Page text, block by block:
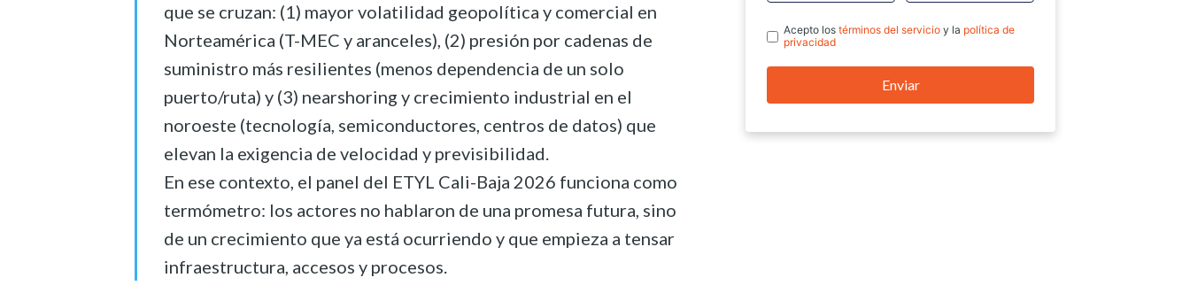
que se cruzan: (1) mayor volatilidad geopolítica y comercial en
Norteamérica (T-MEC y aranceles), (2) presión por cadenas de
suministro más resilientes (menos dependencia de un solo
puerto/ruta) y (3) nearshoring y crecimiento industrial en el
noroeste (tecnología, semiconductores, centros de datos) que
elevan la exigencia de velocidad y previsibilidad.
En ese contexto, el panel del ETYL Cali-Baja 2026 funciona como
termómetro: los actores no hablaron de una promesa futura, sino
de un crecimiento que ya está ocurriendo y que empieza a tensar
infraestructura, accesos y procesos.
Acepto los términos del servicio y la política de
privacidad